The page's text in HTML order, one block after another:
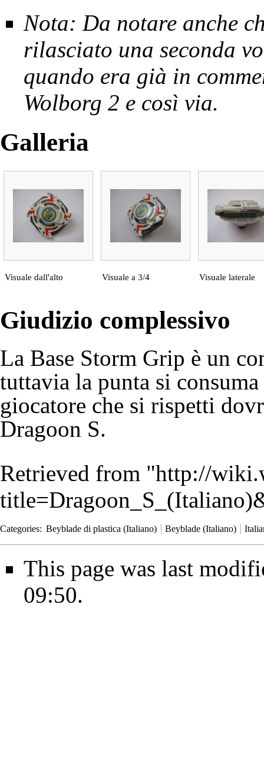
Nota: Da notare anche
rilasciato una seconda
quando era già in
Wolborg 2 e così via.
Galleria
Visuale dall'alto Visuale a 3/4 Visuale laterale
Giudizio complessivo
La Base Storm Grip è un
tuttavia la punta si
giocatore che si rispetti
Dragoon S.
Retrieved from "http://
Categories: Beyblade di plastica (Italiano) Beyblade (Italiano)
This page was last
09:50.